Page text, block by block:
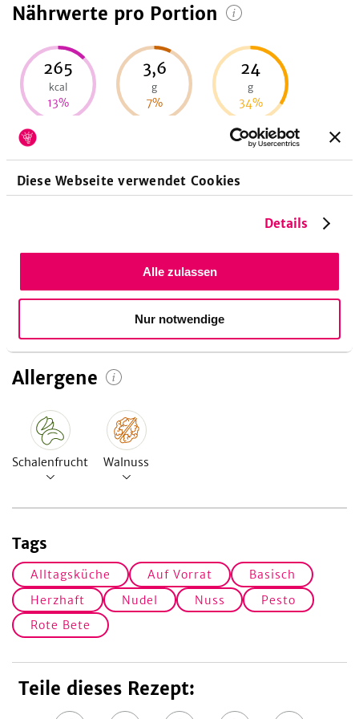
Diese Webseite verwendet Cookies
Details
Alle zulassen
Nur notwendige
Nährwerte pro Portion
265
kcal
13%
3,6
g
7%
24
g
34%
Fett
9,3
Allergene
Schalenfrucht Walnuss
Tags
Alltagsküche Auf Vorrat
Basisch
Herzhaft
Nudel Nuss
Pesto
Rote Bete
Teile dieses Rezept: